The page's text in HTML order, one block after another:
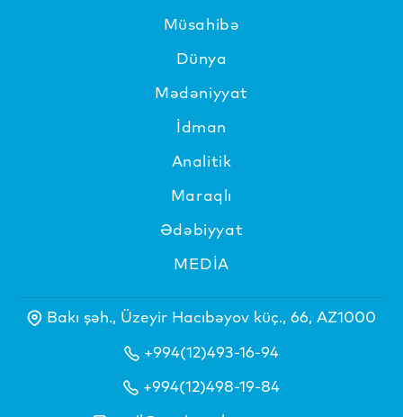
Müsahibə
Dünya
Mədəniyyat
İdman
Analitik
Maraqlı
Ədəbiyyat
MEDİA
Bakı şəh., Üzeyir Hacıbəyov küç., 66, AZ1000
+994(12)493-16-94
+994(12)498-19-84